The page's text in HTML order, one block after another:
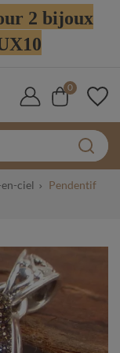
2 bijoux
0
ciel
Pendentif